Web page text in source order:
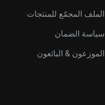
الملف المجمّع للمنتجات
سياسة الضمان
الموزعون & البائعون